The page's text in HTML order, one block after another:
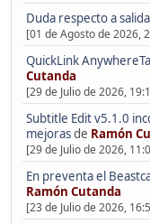
Duda respecto a
[01 de Agosto de 2026,
QuickLink
Cutanda
[29 de Julio de 2026,
Subtitle Edit v5.1.0
mejorasde Ramón
[29 de Julio de 2026,
En preventa el
Ramón Cutanda
[23 de Julio de 2026,